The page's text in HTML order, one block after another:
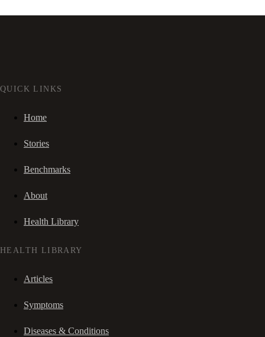
QUICK LINKS
Home
Stories
Benchmarks
About
Health Library
HEALTH LIBRARY
Articles
Symptoms
Diseases & Conditions